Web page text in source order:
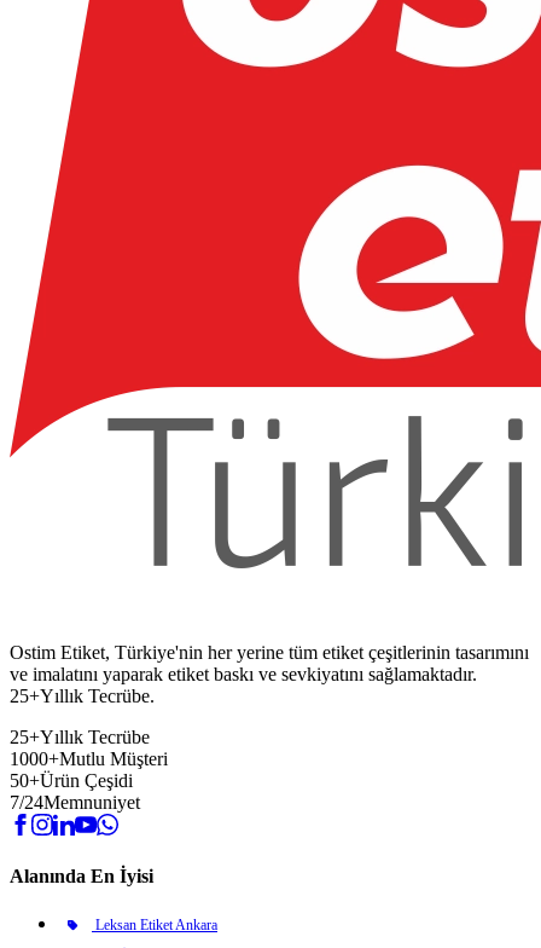
Ostim Etiket, Türkiye'nin her yerine tüm etiket çeşitlerinin tasarımını
ve imalatını yaparak etiket baskı ve sevkiyatını sağlamaktadır.
25+Yıllık Tecrübe.
25+Yıllık Tecrübe
1000+Mutlu Müşteri
50+Ürün Çeşidi
7/24Memnuniyet
Alanında En İyisi
Leksan Etiket Ankara